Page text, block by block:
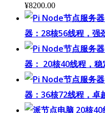
¥8200.00
器：28核56线程，强
器： 20核40线程，
器：36核72线程，卓